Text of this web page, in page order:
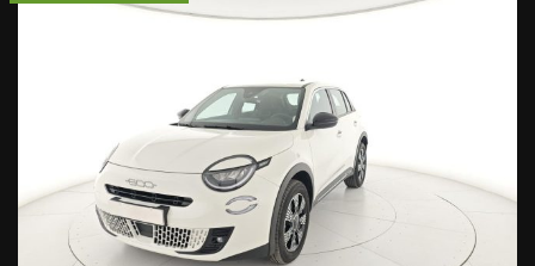
NOLEGGIO BREVE TERMINE
CONTATTI